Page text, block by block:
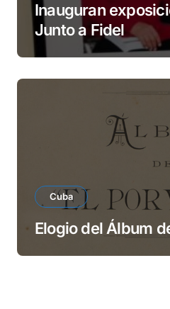
Inauguran
Junto a Fidel
Cuba
Elogio del Álbum